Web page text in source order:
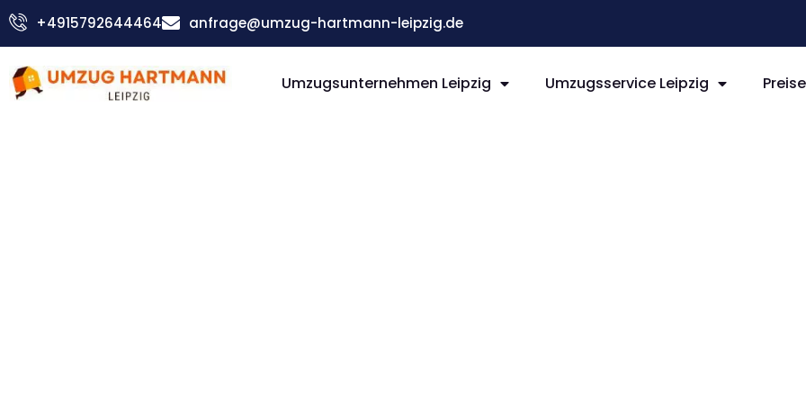
Zum
Inhalt
+4915792644464 anfrage@umzug-hartmann-leipzig.de
Umzugsunternehmen Leipzig Umzugsservice Leipzig Preise